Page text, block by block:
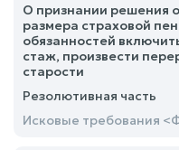
О признании решения
размера страховой
обязанностей
стаж, произвести
старости
Резолютивная часть
Исковые требования